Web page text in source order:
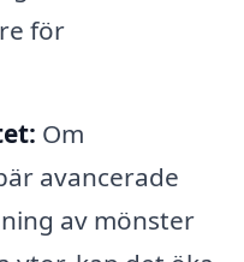
för
Om
avancerade
av mönster